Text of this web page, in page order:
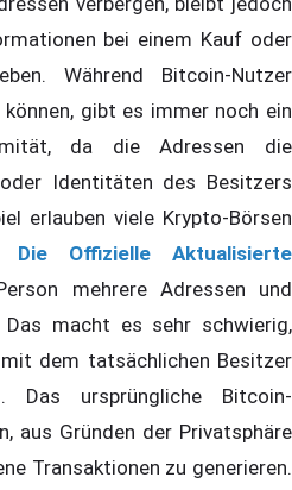
bei einem Kauf oder
Während Bitcoin-Nutzer
gibt es immer noch ein
da die Adressen die
Identitäten des Besitzers
erlauben viele Krypto-Börsen
Offizielle Aktualisierte
mehrere Adressen und
macht es sehr schwierig,
dem tatsächlichen Besitzer
Das ursprüngliche Bitcoin-
aus Gründen der Privatsphäre
Transaktionen zu generieren.